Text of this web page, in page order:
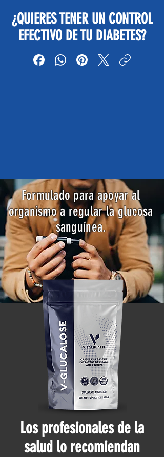
¿QUIERES TENER UN CONTROL
EFECTIVO DE TU DIABETES?
Formulado para apoyar al
organismo a regular la glucosa
sanguínea.
Los profesionales de la
salud lo recomiendan